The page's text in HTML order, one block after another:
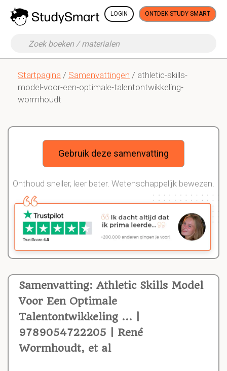
LOGIN ONTDEK STUDY SMART
Startpagina / Samenvattingen / athletic-skills-
model-voor-een-optimale-talentontwikkeling-
wormhoudt
Samenvatting: Athletic Skills Model
Voor Een Optimale
Talentontwikkeling ... |
9789054722205 | René
Wormhoudt, et al
Gebruik deze samenvatting
Onthoud sneller, leer beter. Wetenschappelijk bewezen.